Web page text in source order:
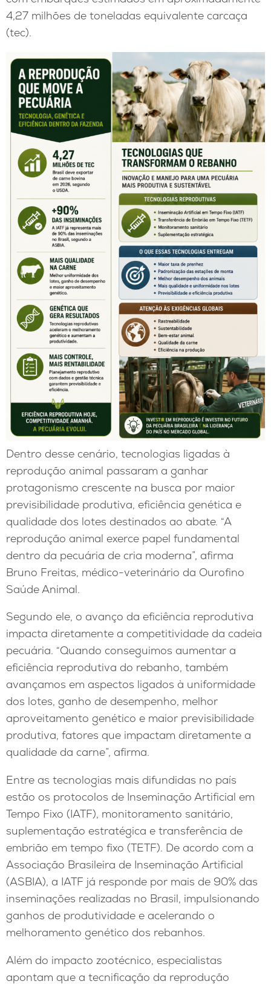
4,27 milhões de toneladas equivalente carcaça
(tec).
Dentro desse cenário, tecnologias ligadas à
reprodução animal passaram a ganhar
protagonismo crescente na busca por maior
previsibilidade produtiva, eficiência genética e
qualidade dos lotes destinados ao abate. “A
reprodução animal exerce papel fundamental
dentro da pecuária de cria moderna”, afirma
Bruno Freitas, médico-veterinário da Ourofino
Saúde Animal.
Segundo ele, o avanço da eficiência reprodutiva
impacta diretamente a competitividade da cadeia
pecuária. “Quando conseguimos aumentar a
eficiência reprodutiva do rebanho, também
avançamos em aspectos ligados à uniformidade
dos lotes, ganho de desempenho, melhor
aproveitamento genético e maior previsibilidade
produtiva, fatores que impactam diretamente a
qualidade da carne”, afirma.
Entre as tecnologias mais difundidas no país
estão os protocolos de Inseminação Artificial em
Tempo Fixo (IATF), monitoramento sanitário,
suplementação estratégica e transferência de
embrião em tempo fixo (TETF). De acordo com a
Associação Brasileira de Inseminação Artificial
(ASBIA), a IATF já responde por mais de 90% das
inseminações realizadas no Brasil, impulsionando
ganhos de produtividade e acelerando o
melhoramento genético dos rebanhos.
Além do impacto zootécnico, especialistas
apontam que a tecnificação da reprodução